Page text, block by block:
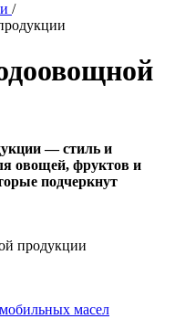
/
— стиль и
овощей, фруктов и
подчеркнут
масел